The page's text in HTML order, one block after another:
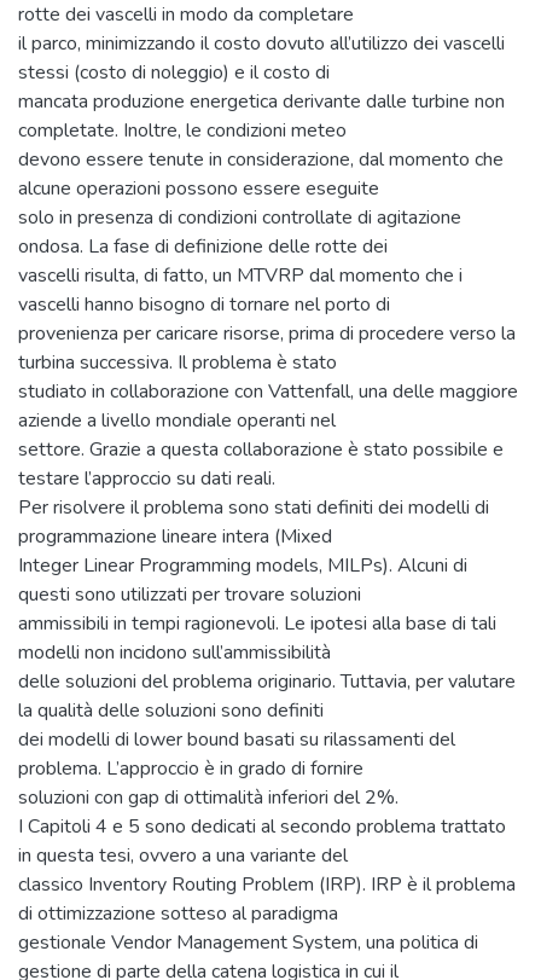
rotte dei vascelli in modo da completare
il parco, minimizzando il costo dovuto all’utilizzo dei vascelli
stessi (costo di noleggio) e il costo di
mancata produzione energetica derivante dalle turbine non
completate. Inoltre, le condizioni meteo
devono essere tenute in considerazione, dal momento che
alcune operazioni possono essere eseguite
solo in presenza di condizioni controllate di agitazione
ondosa. La fase di definizione delle rotte dei
vascelli risulta, di fatto, un MTVRP dal momento che i
vascelli hanno bisogno di tornare nel porto di
provenienza per caricare risorse, prima di procedere verso la
turbina successiva. Il problema è stato
studiato in collaborazione con Vattenfall, una delle maggiore
aziende a livello mondiale operanti nel
settore. Grazie a questa collaborazione è stato possibile e
testare l’approccio su dati reali.
Per risolvere il problema sono stati definiti dei modelli di
programmazione lineare intera (Mixed
Integer Linear Programming models, MILPs). Alcuni di
questi sono utilizzati per trovare soluzioni
ammissibili in tempi ragionevoli. Le ipotesi alla base di tali
modelli non incidono sull’ammissibilità
delle soluzioni del problema originario. Tuttavia, per valutare
la qualità delle soluzioni sono definiti
dei modelli di lower bound basati su rilassamenti del
problema. L’approccio è in grado di fornire
soluzioni con gap di ottimalità inferiori del 2%.
I Capitoli 4 e 5 sono dedicati al secondo problema trattato
in questa tesi, ovvero a una variante del
classico Inventory Routing Problem (IRP). IRP è il problema
di ottimizzazione sotteso al paradigma
gestionale Vendor Management System, una politica di
gestione di parte della catena logistica in cui il